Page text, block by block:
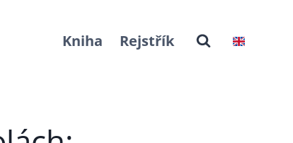
Kniha Rejstřík